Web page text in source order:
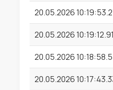
20.05.2026
20.05.2026
20.05.2026
20.05.2026